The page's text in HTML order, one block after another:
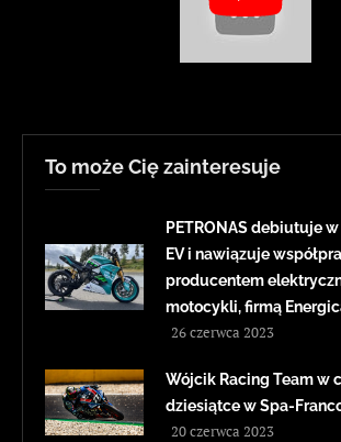
To może Cię zainteresuje
PETRONAS debiutuje
EV i nawiązuje
producentem
motocykli, firmą
26 czerwca 2023
Wójcik Racing Team w
dziesiątce w Spa-
20 czerwca 2023